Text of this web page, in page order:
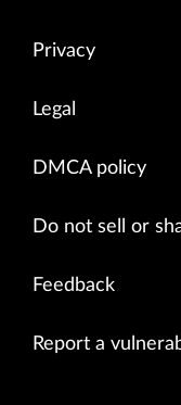
Privacy
Legal
DMCA policy
Do not sell or
Feedback
Report a